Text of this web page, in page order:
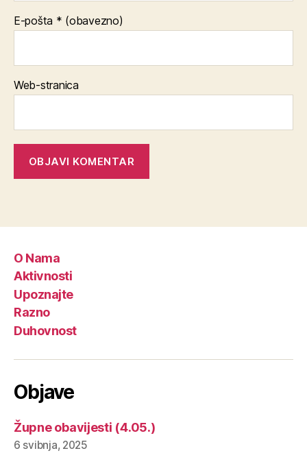
E-pošta * (obavezno)
Web-stranica
O Nama
Aktivnosti
Upoznajte
Razno
Duhovnost
Objave
Župne obavijesti (4.05.)
6 svibnja, 2025